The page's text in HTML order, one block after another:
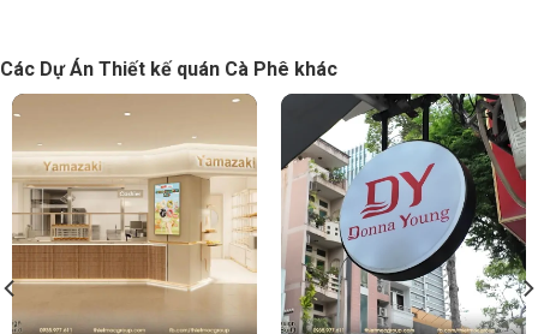
Các Dự Án Thiết kế quán Cà Phê khác